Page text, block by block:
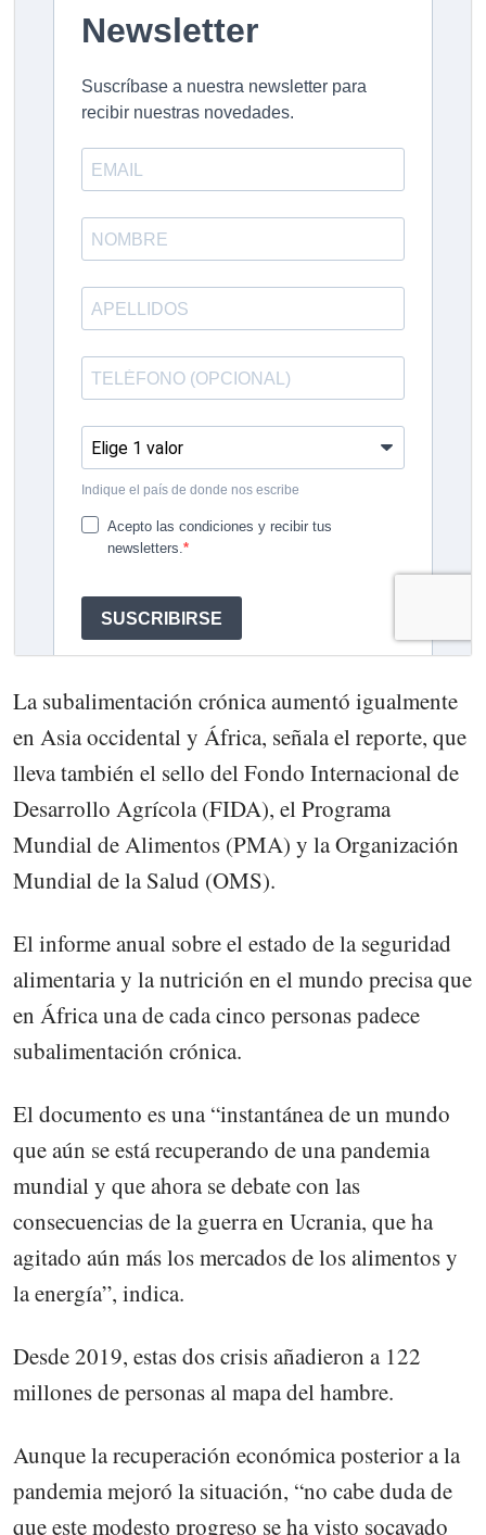
La subalimentación crónica aumentó igualmente
en Asia occidental y África, señala el reporte, que
lleva también el sello del Fondo Internacional de
Desarrollo Agrícola (FIDA), el Programa
Mundial de Alimentos (PMA) y la Organización
Mundial de la Salud (OMS).
El informe anual sobre el estado de la seguridad
alimentaria y la nutrición en el mundo precisa que
en África una de cada cinco personas padece
subalimentación crónica.
El documento es una “instantánea de un mundo
que aún se está recuperando de una pandemia
mundial y que ahora se debate con las
consecuencias de la guerra en Ucrania, que ha
agitado aún más los mercados de los alimentos y
la energía”, indica.
Desde 2019, estas dos crisis añadieron a 122
millones de personas al mapa del hambre.
Aunque la recuperación económica posterior a la
pandemia mejoró la situación, “no cabe duda de
que este modesto progreso se ha visto socavado